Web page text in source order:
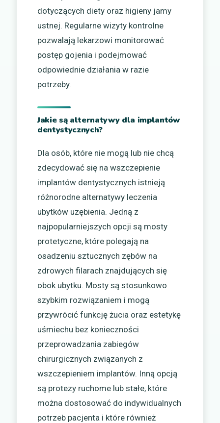
dotyczących diety oraz higieny jamy
ustnej. Regularne wizyty kontrolne
pozwalają lekarzowi monitorować
postęp gojenia i podejmować
odpowiednie działania w razie
potrzeby.
Jakie są alternatywy dla implantów
dentystycznych?
Dla osób, które nie mogą lub nie chcą
zdecydować się na wszczepienie
implantów dentystycznych istnieją
różnorodne alternatywy leczenia
ubytków uzębienia. Jedną z
najpopularniejszych opcji są mosty
protetyczne, które polegają na
osadzeniu sztucznych zębów na
zdrowych filarach znajdujących się
obok ubytku. Mosty są stosunkowo
szybkim rozwiązaniem i mogą
przywrócić funkcję żucia oraz estetykę
uśmiechu bez konieczności
przeprowadzania zabiegów
chirurgicznych związanych z
wszczepieniem implantów. Inną opcją
są protezy ruchome lub stałe, które
można dostosować do indywidualnych
potrzeb pacjenta i które również